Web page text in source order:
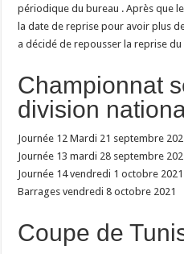
périodique du bureau . Après que
la date de reprise pour avoir plus
a décidé de repousser la reprise
Championnat
division
Journée 12 Mardi 21 septembre
Journée 13 mardi 28 septembre
Journée 14 vendredi 1 octobre 2021
Barrages vendredi 8 octobre 2021
Coupe de